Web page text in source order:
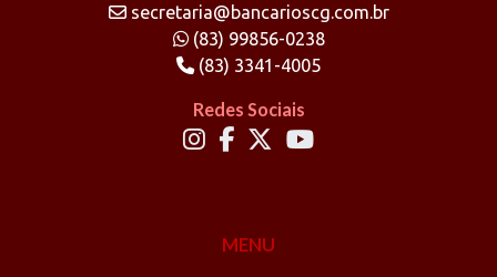
secretaria@bancarioscg.com.br
(83) 99856-0238
(83) 3341-4005
Redes Sociais
MENU